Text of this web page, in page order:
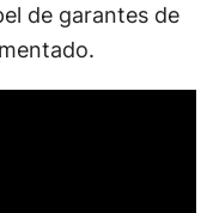
de garantes de